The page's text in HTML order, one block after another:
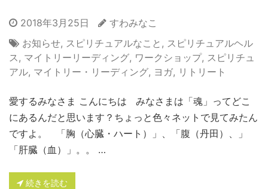
2018年3月25日
すわみなこ
お知らせ, スピリチュアルなこと , スピリチュアルヘル
ス, マイトリーリーディング, ワークショップ, スピリチュ
アル, マイトリー・リーディング, ヨガ, リトリート
愛するみなさま こんにちは みなさまは「魂」ってどこ
にあるんだと思います？ちょっと色々ネットで見てみたん
ですよ。 「胸（心臓・ハート）」、「腹（丹田）、」
「肝臓（血）」。。 …
続きを読む